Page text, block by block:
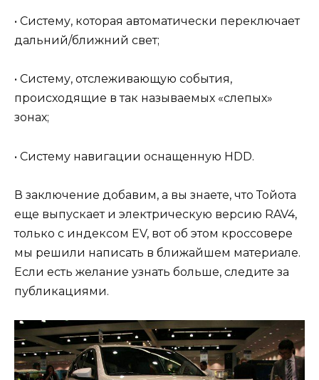
• Систему, которая автоматически переключает
дальний/ближний свет;
• Систему, отслеживающую события,
происходящие в так называемых «слепых»
зонах;
• Систему навигации оснащенную HDD.
В заключение добавим, а вы знаете, что Тойота
еще выпускает и электрическую версию RAV4,
только с индексом EV, вот об этом кроссовере
мы решили написать в ближайшем материале.
Если есть желание узнать больше, следите за
публикациями.